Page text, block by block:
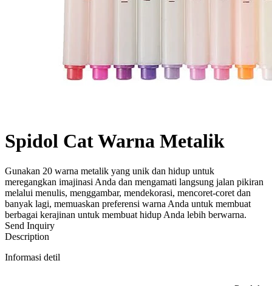
Spidol Cat Warna Metalik
Gunakan 20 warna metalik yang unik dan hidup untuk
meregangkan imajinasi Anda dan mengamati langsung jalan pikiran
melalui menulis, menggambar, mendekorasi, mencoret-coret dan
banyak lagi, memuaskan preferensi warna Anda untuk membuat
berbagai kerajinan untuk membuat hidup Anda lebih berwarna.
Send Inquiry
Description
Informasi detil